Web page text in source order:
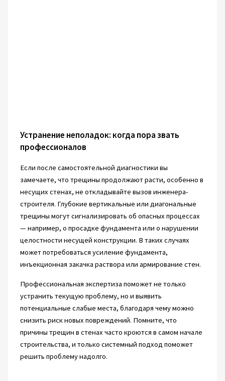
Устранение неполадок: когда пора звать
профессионалов
Если после самостоятельной диагностики вы
замечаете, что трещины продолжают расти, особенно в
несущих стенах, не откладывайте вызов инженера-
строителя. Глубокие вертикальные или диагональные
трещины могут сигнализировать об опасных процессах
— например, о просадке фундамента или о нарушении
целостности несущей конструкции. В таких случаях
может потребоваться усиление фундамента,
инъекционная закачка раствора или армирование стен.
Профессиональная экспертиза поможет не только
устранить текущую проблему, но и выявить
потенциальные слабые места, благодаря чему можно
снизить риск новых повреждений. Помните, что
причины трещин в стенах часто кроются в самом начале
строительства, и только системный подход поможет
решить проблему надолго.